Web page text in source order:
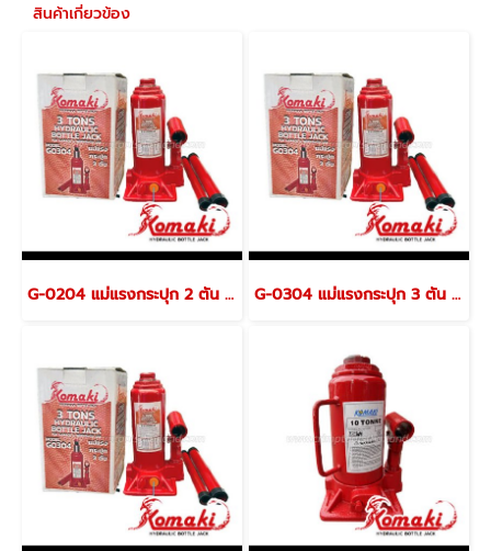
สินค้าเกี่ยวข้อง
G-0204 แม่แรงกระปุก 2 ตัน (VALVE OVERLOAD) KOMAKI G-0304 แม่แรงกระปุก 3 ตัน (VALVE OVERLOAD) KOMAKI